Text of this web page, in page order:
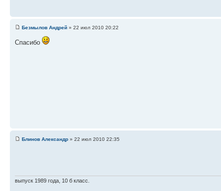
Безмылов Андрей » 22 июл 2010 20:22
Спасибо
Блинов Александр » 22 июл 2010 22:35
выпуск 1989 года, 10 б класс.